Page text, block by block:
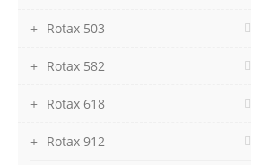
Rotax 503
Rotax 582
Rotax 618
Rotax 912